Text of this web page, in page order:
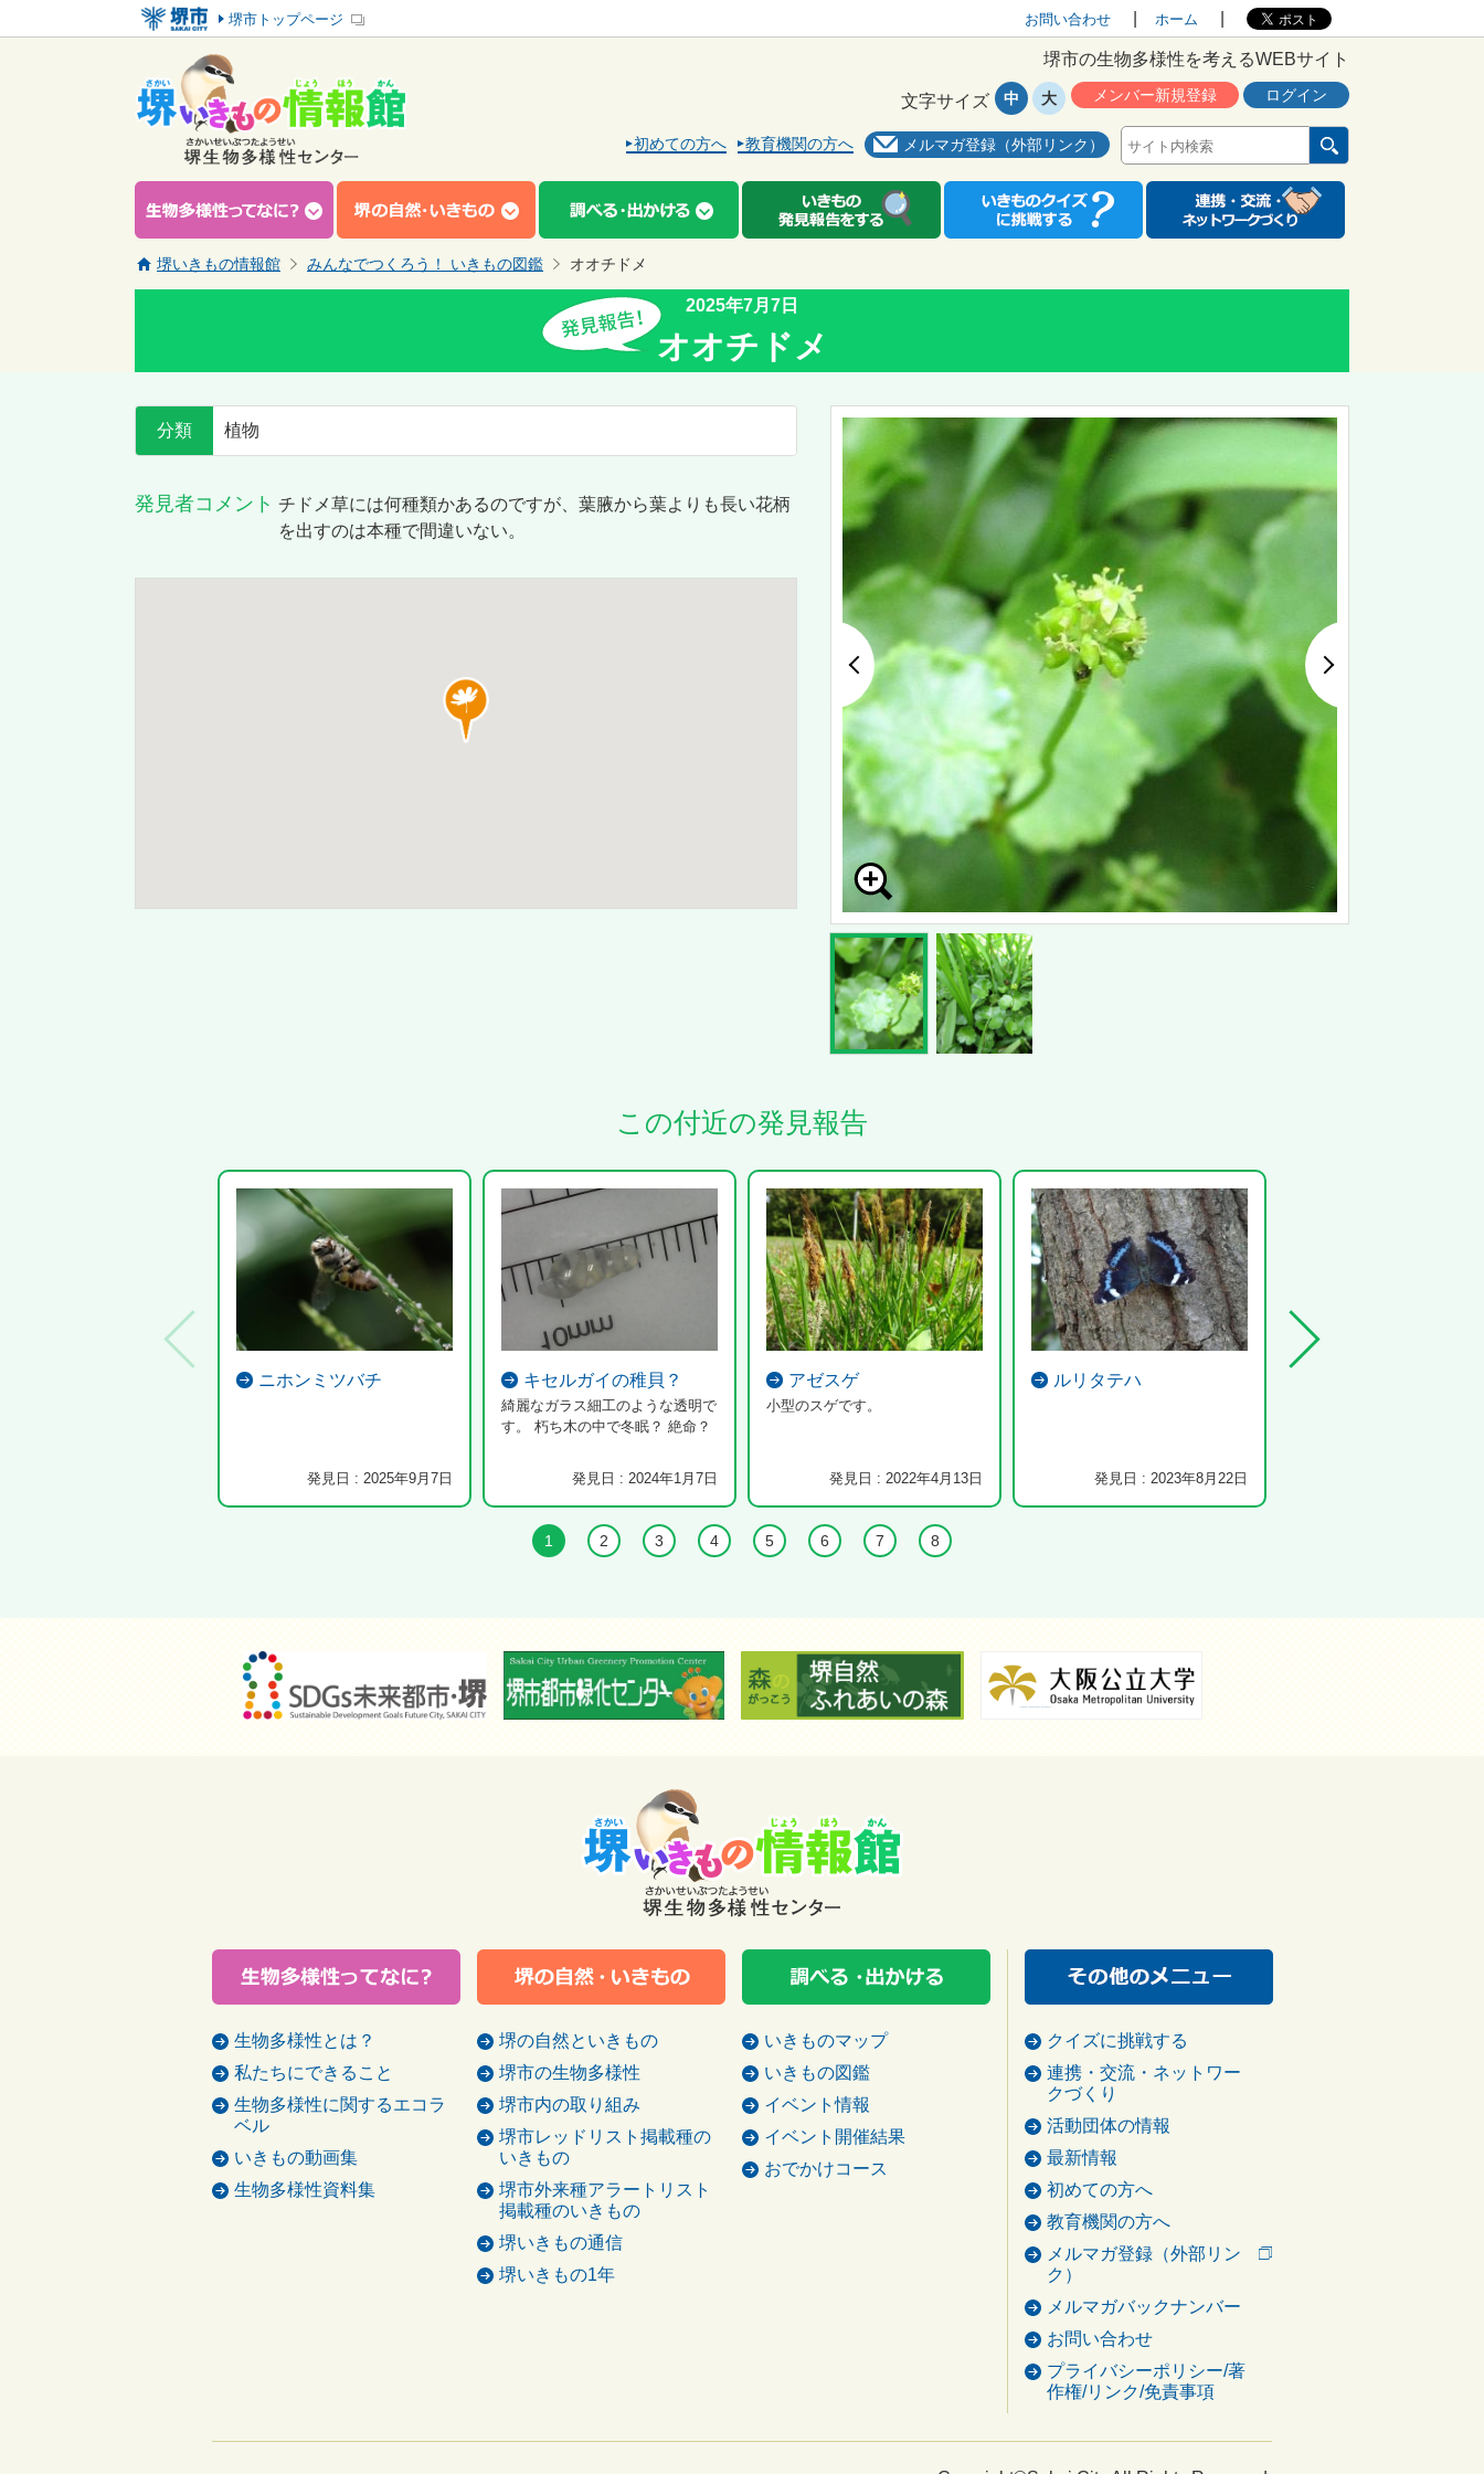
堺市トップページ お問い合わせ ホーム
堺市の生物多様性を考えるWEBサイト
初めての方へ 教育機関の方へ メルマガ登録（外部リンク）
メンバー新規登録 ログイン
文字サイズ 中 大
堺いきもの情報館 みんなでつくろう！ いきもの図鑑 オオチドメ
2025年7月7日
オオチドメ
分類 植物
発見者コメント チドメ草には何種類かあるのですが、葉腋から葉よりも長い花柄
を出すのは本種で間違いない。
この付近の発見報告
ニホンミツバチ
発見日 : 2025年9月7日
キセルガイの稚貝？
綺麗なガラス細工のような透明で
す。 朽ち木の中で冬眠？ 絶命？
発見日 : 2024年1月7日
アゼスゲ
小型のスゲです。
発見日 : 2022年4月13日
ルリタテハ
発見日 : 2023年8月22日
1 2 3 4 5 6 7 8
生物多様性とは？
私たちにできること
生物多様性に関するエコラ
ベル
いきもの動画集
生物多様性資料集
堺の自然といきもの
堺市の生物多様性
堺市内の取り組み
堺市レッドリスト掲載種の
いきもの
堺市外来種アラートリスト
掲載種のいきもの
堺いきもの通信
堺いきもの1年
いきものマップ
いきもの図鑑
イベント情報
イベント開催結果
おでかけコース
クイズに挑戦する
連携・交流・ネットワー
クづくり
活動団体の情報
最新情報
初めての方へ
教育機関の方へ
メルマガ登録（外部リン
ク）
メルマガバックナンバー
お問い合わせ
プライバシーポリシー/著
作権/リンク/免責事項